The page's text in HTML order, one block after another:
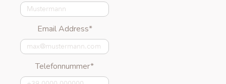
Email Address*
Telefonnummer*